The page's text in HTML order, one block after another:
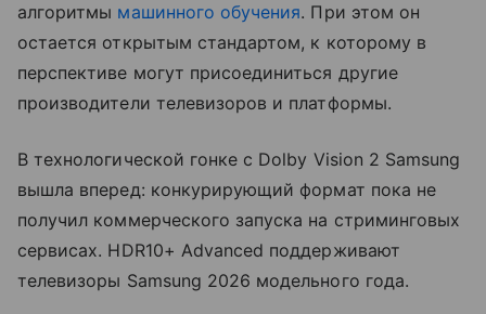
алгоритмы машинного обучения. При этом он
остается открытым стандартом, к которому в
перспективе могут присоединиться другие
производители телевизоров и платформы.
В технологической гонке с Dolby Vision 2 Samsung
вышла вперед: конкурирующий формат пока не
получил коммерческого запуска на стриминговых
сервисах. HDR10+ Advanced поддерживают
телевизоры Samsung 2026 модельного года.